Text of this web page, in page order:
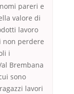
pareri e
valore di
lavoro
non perdere
i
Brembana
sono
lavori